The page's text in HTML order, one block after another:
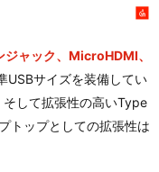
ャック、MicroHDMI、
USBサイズを装備してい
して拡張性の高いType
トップとしての拡張性は